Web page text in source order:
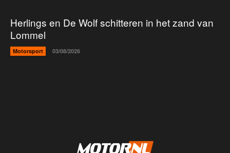
Herlings en De Wolf schitteren in het zand van
Lommel
Motorsport 03/08/2026